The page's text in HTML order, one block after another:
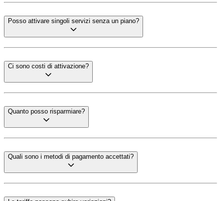
Posso attivare singoli servizi senza un piano?
Ci sono costi di attivazione?
Quanto posso risparmiare?
Quali sono i metodi di pagamento accettati?